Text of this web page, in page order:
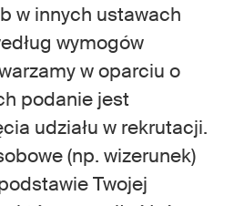
w innych ustawach
wymogów
w oparciu o
podanie jest
udziału w rekrutacji.
(np. wizerunek)
Twojej